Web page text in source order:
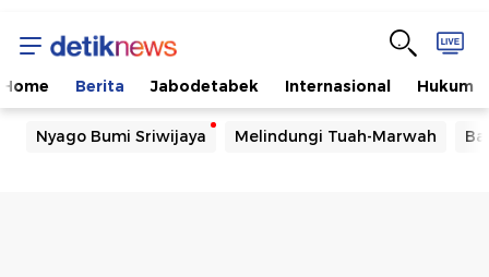
Home Berita Jabodetabek Internasional Hukum
Nyago Bumi Sriwijaya Melindungi Tuah-Marwah